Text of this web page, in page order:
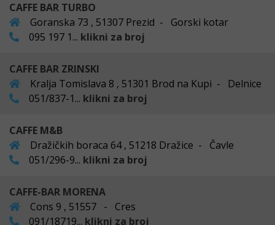
CAFFE BAR TURBO
Goranska 73 , 51307 Prezid - Gorski kotar
095 197 1... klikni za broj
CAFFE BAR ZRINSKI
Kralja Tomislava 8 , 51301 Brod na Kupi - Delnice
051/837-1... klikni za broj
CAFFE M&B
Dražičkih boraca 64 , 51218 Dražice - Čavle
051/296-9... klikni za broj
CAFFE-BAR MORENA
Cons 9 , 51557 - Cres
091/18719... klikni za broj